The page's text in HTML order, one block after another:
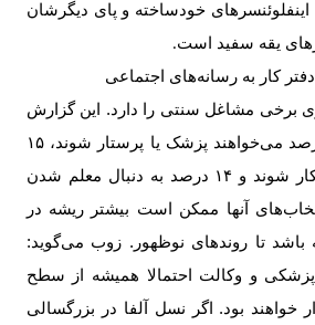
اینفلوئنسرهای خودساخته و پای دیگرشان
یقه سفید است.
کار به رسانه‌های اجتماعی
برخی مشاغل سنتی را دارد. این گزارش
می‌خواهند پزشک یا پرستار شوند،۱۵
شوند و ۱۴ درصد به دنبال معلم شدن
آنها ممکن است بیشتر ریشه در
تا روندهای نوظهور. زوب می‌گوید:
و وکالت احتمالا همیشه از سطح
خواهند بود. اگر نسل آلفا در بزرگسالی